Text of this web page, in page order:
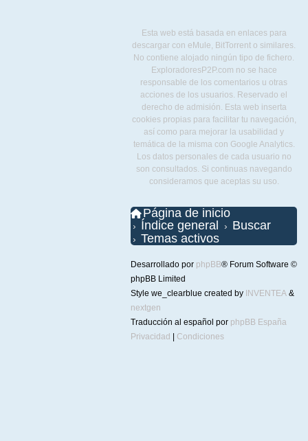
Esta web está basada en enlaces para
descargar con eMule, BitTorrent o similares.
No contiene alojado ningún tipo de fichero.
ExploradoresP2P.com no se hace
responsable de los comentarios u otras
acciones de los usuarios. Reservado el
derecho de admisión. Esta web inserta
cookies propias para facilitar tu navegación,
así como para mejorar la usabilidad y
temática de la misma con Google Analytics.
Los datos personales de cada usuario no
son consultados. Si continuas navegando
consideramos que aceptas su uso.
Página de inicio
Índice general
Buscar
Temas activos
Desarrollado por phpBB® Forum Software ©
phpBB Limited
Style we_clearblue created by INVENTEA &
nextgen
Traducción al español por phpBB España
Privacidad
Condiciones